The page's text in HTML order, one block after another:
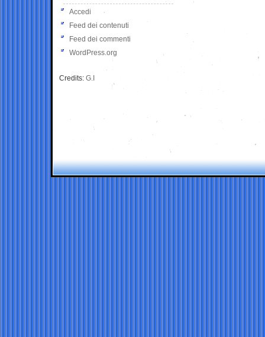
Accedi
Feed dei contenuti
Feed dei commenti
WordPress.org
Credits: G.I